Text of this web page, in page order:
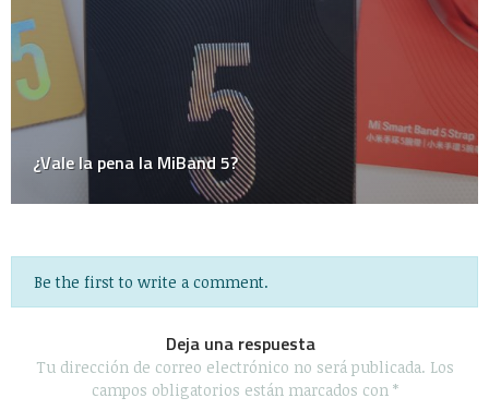
Be the first to write a comment.
Deja una respuesta
Tu dirección de correo electrónico no será publicada. Los
campos obligatorios están marcados con *